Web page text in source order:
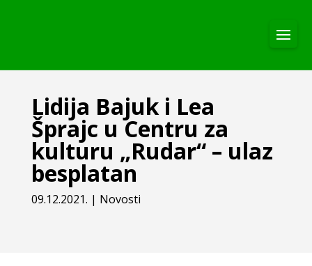
Lidija Bajuk i Lea
Šprajc u Centru za
kulturu „Rudar“ – ulaz
besplatan
09.12.2021. | Novosti